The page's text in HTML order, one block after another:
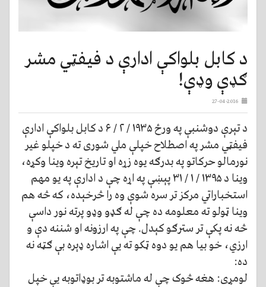
د کابل بلواکې ادارې د فیفټي مشر
ګډې وډې!
27-04-2016
د تېرې دوشنبې په ورځ ۱۹۳۵ / ۲ / ۶ د کابل بلواکې ادارې
فیفټي مشر په اصطلاح خپلې ملي شوری ته د خپلو غیر
نورمالو حرکاتو په بدرګه یوه زړه او تاریخ تېره وینا وکړه،
وینا د ۱۳۹۵ / ۱ / ۳۱ پېښې په اړه چې د ادارې په یو مهم
استخباراتي مرکز تر سره شوې وه را څرخېده، که څه هم
وینا ټولو ته معلومه ده چې له ګډو وډو پرته نور داسې
څه نه پکې تر سترګو کېدل. چې په ارزونه او شننه دې و
ارزي، خو بیا هم یو دوه ټکو ته یې اشاره ډېره بې ګټه نه
ده:
لومړی: هغه څوک چې له ماشتوبه تر بوډاتوبه یې خپل